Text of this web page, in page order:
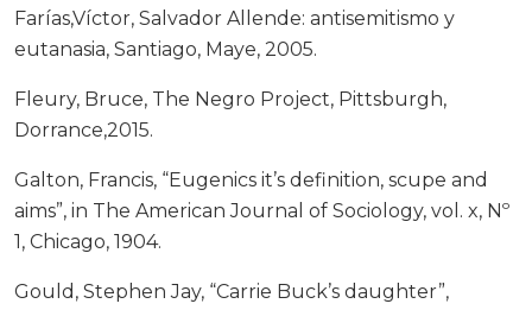
Farías,Víctor, Salvador Allende: antisemitismo y
eutanasia, Santiago, Maye, 2005.
Fleury, Bruce, The Negro Project, Pittsburgh,
Dorrance,2015.
Galton, Francis, “Eugenics it’s definition, scupe and
aims”, in The American Journal of Sociology, vol. x, Nº
1, Chicago, 1904.
Gould, Stephen Jay, “Carrie Buck’s daughter”,